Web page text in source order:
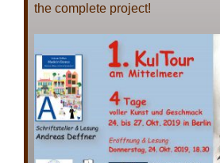
the complete project!